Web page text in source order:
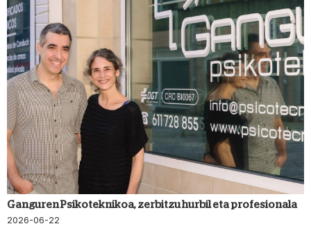
Ganguren Psikoteknikoa, zerbitzu hurbil eta profesionala
2026-06-22